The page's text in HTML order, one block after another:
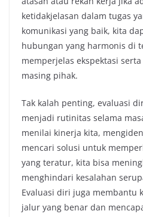
ketidakjelasan dalam tugas
komunikasi yang baik, kita
hubungan yang harmonis di
memperjelas ekspektasi
masing pihak.
Tak kalah penting, evaluasi
menjadi rutinitas selama
menilai kinerja kita,
mencari solusi untuk
yang teratur, kita bisa
menghindari kesalahan
Evaluasi diri juga membantu
jalur yang benar dan